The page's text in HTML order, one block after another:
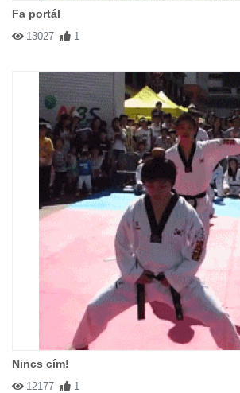
Fa portál
13027 1
Nincs cím!
12177 1